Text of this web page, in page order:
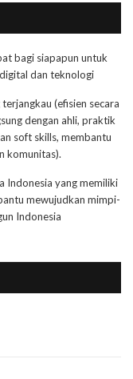
bagi siapapun untuk
dan teknologi
(efisien secara
dengan ahli, praktik
soft skills, membantu
komunitas).
Indonesia yang memiliki
mewujudkan mimpi-
Indonesia